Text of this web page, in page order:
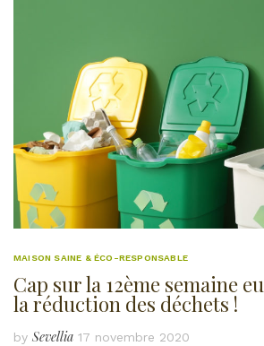
MAISON SAINE & ÉCO-RESPONSABLE
Cap sur la 12ème semaine
la réduction des déchets !
by Sevellia 17 novembre 2020